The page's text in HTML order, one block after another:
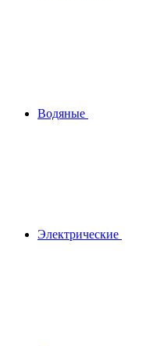
Водяные
Электрические